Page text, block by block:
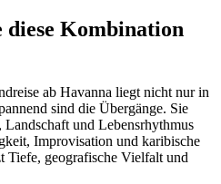
diese Kombination
ab Havanna liegt nicht nur in
sind die Übergänge. Sie
und Lebensrhythmus
Improvisation und karibische
Tiefe, geografische Vielfalt und